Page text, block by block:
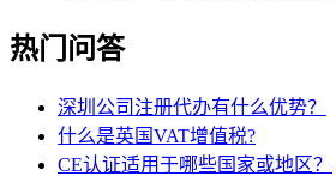
热门问答
深圳公司注册代办有什么优势？
什么是英国VAT增值税?
CE认证适用于哪些国家或地区？